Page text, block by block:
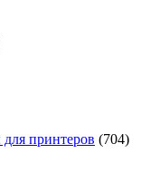
принтеров (704)